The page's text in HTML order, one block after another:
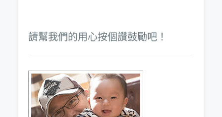
請幫我們的用心按個讚鼓勵吧！